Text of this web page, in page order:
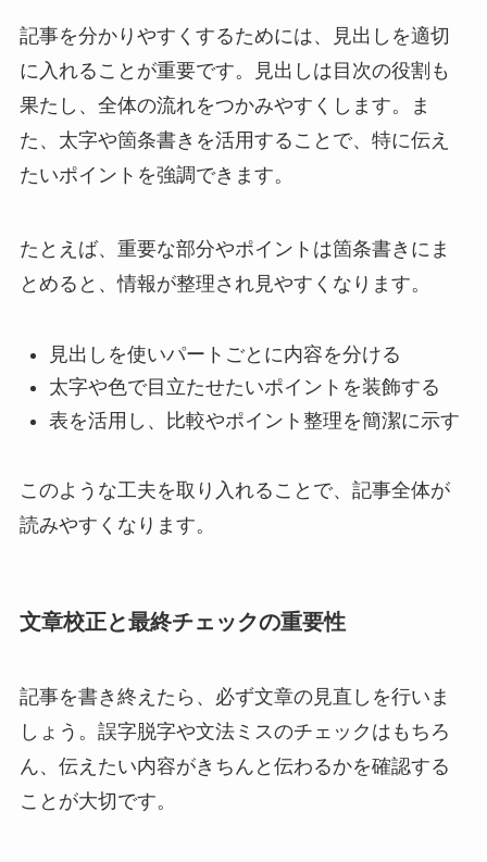
記事を分かりやすくするためには、見出しを適切
に入れることが重要です。見出しは目次の役割も
果たし、全体の流れをつかみやすくします。ま
た、太字や箇条書きを活用することで、特に伝え
たいポイントを強調できます。
たとえば、重要な部分やポイントは箇条書きにま
とめると、情報が整理され見やすくなります。
見出しを使いパートごとに内容を分ける
太字や色で目立たせたいポイントを装飾する
表を活用し、比較やポイント整理を簡潔に示す
このような工夫を取り入れることで、記事全体が
読みやすくなります。
文章校正と最終チェックの重要性
記事を書き終えたら、必ず文章の見直しを行いま
しょう。誤字脱字や文法ミスのチェックはもちろ
ん、伝えたい内容がきちんと伝わるかを確認する
ことが大切です。